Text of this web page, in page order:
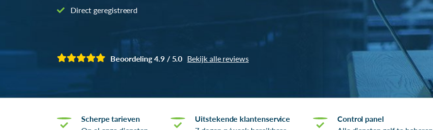
Direct geregistreerd
Beoordeling 4.9 / 5.0 Bekijk alle reviews
Scherpe tarieven
Uitstekende klantenservice
Control panel